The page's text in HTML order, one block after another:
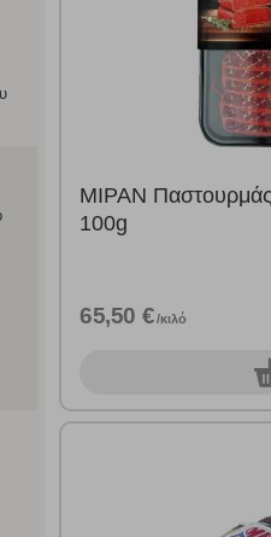
ΜΙΡΑΝ
100g
65,50 €/κιλό
0
ή/και χρήση του ιστότοπου
χαρακτηριστικά που
συσκευή σας, προσθέτοντας
απαραίτητων cookies για την
αφού ενημερωθείτε σχετικά.
υπηρεσιών μας.
επιτρέπουν την παροχή
έχουμε επιλέξει. Αν δεν